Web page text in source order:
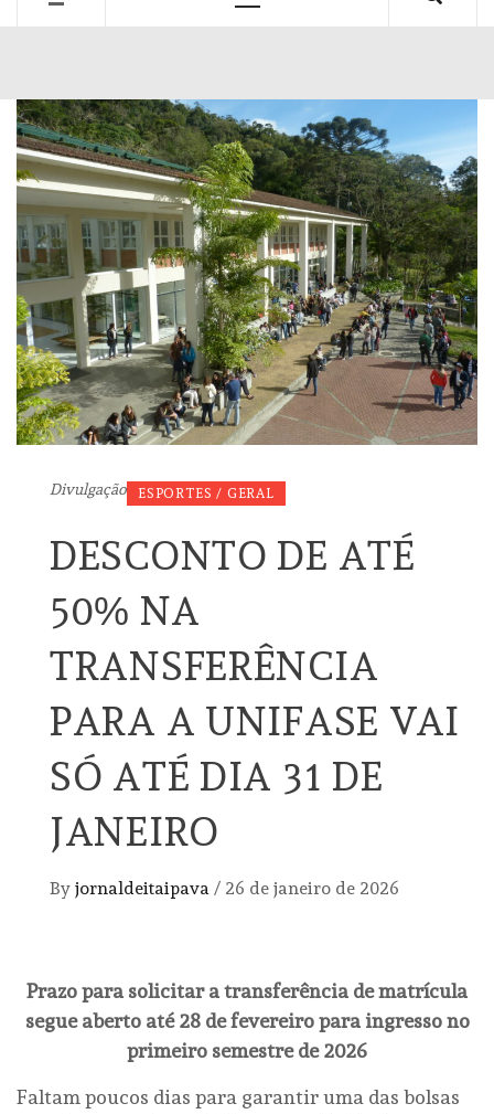
Divulgação ESPORTES / GERAL
DESCONTO DE ATÉ
50% NA
TRANSFERÊNCIA
PARA A UNIFASE VAI
SÓ ATÉ DIA 31 DE
JANEIRO
By jornaldeitaipava / 26 de janeiro de 2026
Prazo para solicitar a transferência de matrícula
segue aberto até 28 de fevereiro para ingresso no
primeiro semestre de 2026
Faltam poucos dias para garantir uma das bolsas